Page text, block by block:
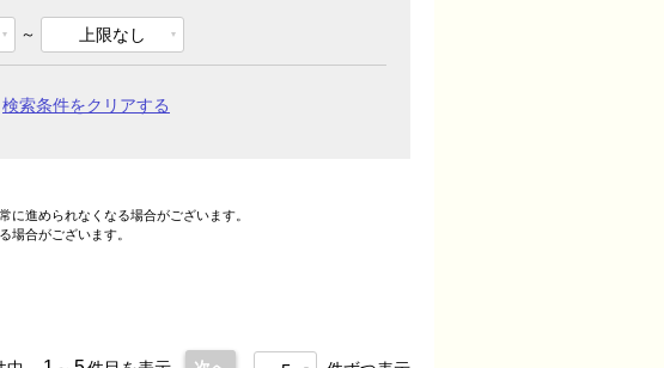
～ 上限なし
検索条件をクリアする
進められなくなる場合がございます。
場合がございます。